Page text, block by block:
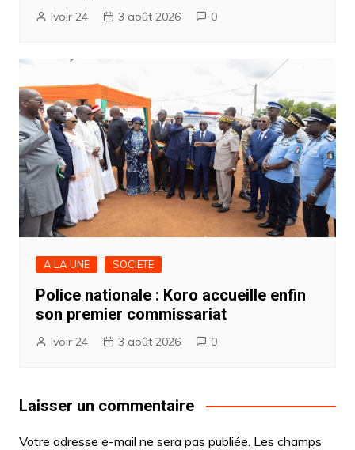
Ivoir 24 3 août 2026 0
A LA UNE SOCIETE
Police nationale : Koro accueille enfin
son premier commissariat
Ivoir 24 3 août 2026 0
Laisser un commentaire
Votre adresse e-mail ne sera pas publiée. Les champs